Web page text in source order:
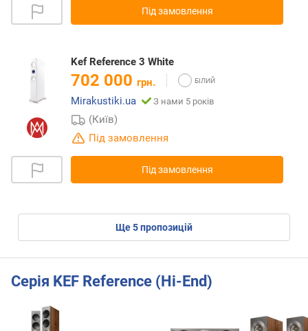
Під замовлення
Kef Reference 3 White
702 000 грн.
Mirakustiki.ua
З нами 5 років
(Київ)
Під замовлення
Під замовлення
ще5пропозицій
Серія KEF Reference (Hi-End)